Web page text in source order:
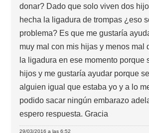
donar? Dado que solo viven dos
hecha la ligadura de trompas ¿eso
problema? Es que me gustaría
muy mal con mis hijas y menos mal
la ligadura en ese momento porque
hijos y me gustaría ayudar porque
alguien igual que estaba yo y a lo
podido sacar ningún embarazo
espero respuesta. Gracia
29/03/2016 a las 6:52